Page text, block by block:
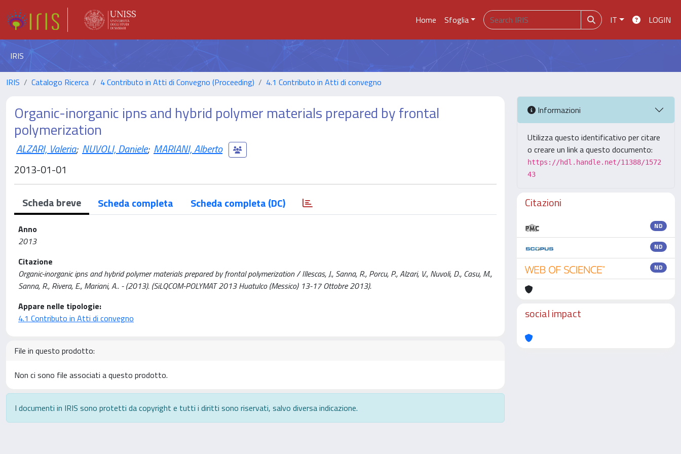
Home Sfoglia IT LOGIN
IRIS
IRIS Catalogo Ricerca 4 Contributo in Atti di Convegno (Proceeding) 4.1 Contributo in Atti di convegno
Organic-inorganic ipns and hybrid polymer materials prepared by frontal
polymerization
ALZARI, Valeria; NUVOLI, Daniele; MARIANI, Alberto
2013-01-01
Scheda breve Scheda completa Scheda completa (DC)
Anno
2013
Citazione
Organic-inorganic ipns and hybrid polymer materials prepared by frontal polymerization / Illescas, J., Sanna, R., Porcu, P., Alzari, V., Nuvoli, D., Casu, M.,
Sanna, R., Rivera, E., Mariani, A.. - (2013). (SiLQCOM-POLYMAT 2013 Huatulco (Messico) 13-17 Ottobre 2013).
Appare nelle tipologie:
4.1 Contributo in Atti di convegno
File in questo prodotto:
Non ci sono file associati a questo prodotto.
I documenti in IRIS sono protetti da copyright e tutti i diritti sono riservati, salvo diversa indicazione.
Informazioni
Utilizza questo identificativo per citare
o creare un link a questo documento:
https://hdl.handle.net/11388/1572
43
Citazioni
ND
ND
ND
social impact